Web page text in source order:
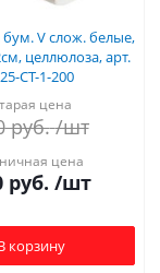
V слож. белые,
целлюлоза, арт.
СТ-1-200
цена
руб. /шт
цена
руб. /шт
корзину